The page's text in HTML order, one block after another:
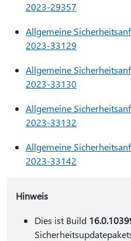
2023-29357
Allgemeine
2023-33129
Allgemeine
2023-33130
Allgemeine
2023-33132
Allgemeine
2023-33142
Hinweis
Dies ist Build